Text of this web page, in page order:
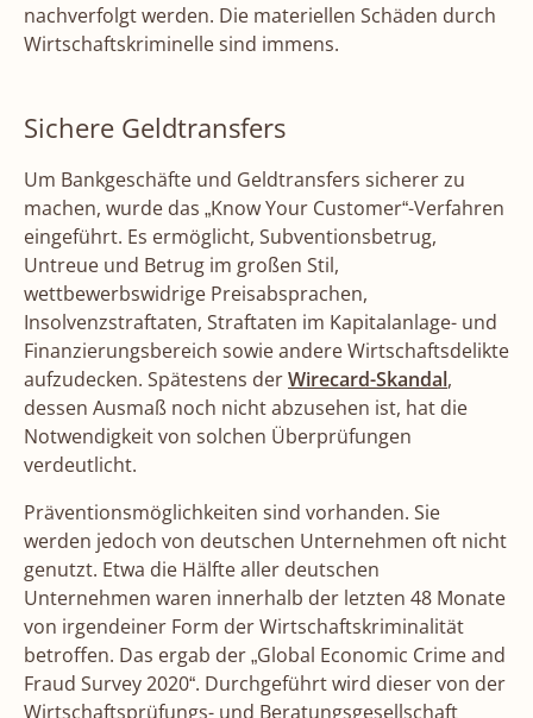
nachverfolgt werden. Die materiellen Schäden durch
Wirtschaftskriminelle sind immens.
Sichere Geldtransfers
Um Bankgeschäfte und Geldtransfers sicherer zu
machen, wurde das „Know Your Customer“-Verfahren
eingeführt. Es ermöglicht, Subventionsbetrug,
Untreue und Betrug im großen Stil,
wettbewerbswidrige Preisabsprachen,
Insolvenzstraftaten, Straftaten im Kapitalanlage- und
Finanzierungsbereich sowie andere Wirtschaftsdelikte
aufzudecken. Spätestens der Wirecard-Skandal ,
dessen Ausmaß noch nicht abzusehen ist, hat die
Notwendigkeit von solchen Überprüfungen
verdeutlicht.
Präventionsmöglichkeiten sind vorhanden. Sie
werden jedoch von deutschen Unternehmen oft nicht
genutzt. Etwa die Hälfte aller deutschen
Unternehmen waren innerhalb der letzten 48 Monate
von irgendeiner Form der Wirtschaftskriminalität
betroffen. Das ergab der „Global Economic Crime and
Fraud Survey 2020“. Durchgeführt wird dieser von der
Wirtschaftsprüfungs- und Beratungsgesellschaft